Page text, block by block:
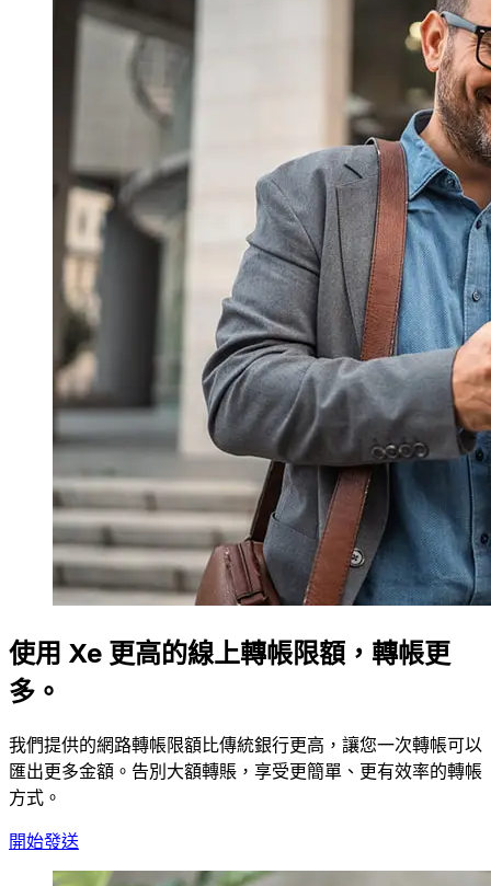
使用 Xe 更高的線上轉帳限額，轉帳更
多。
我們提供的網路轉帳限額比傳統銀行更高，讓您一次轉帳可以
匯出更多金額。告別大額轉賬，享受更簡單、更有效率的轉帳
方式。
開始發送